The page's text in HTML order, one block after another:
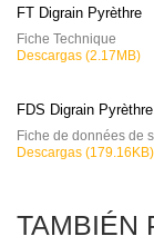
FT Digrain Pyrèthre
Fiche Technique
Descargas (2.17MB)
FDS Digrain Pyrèthre
Fiche de données de
Descargas (179.16KB)
TAMBIÉN